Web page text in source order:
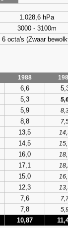
1.028,6 hPa
3000 - 3100m
6 octa's (Zwaar
1988
6,6
5,3
5,9
8,8
13,5
14,5
16,0
17,1
15,0
12,3
7,6
7,8
10,87